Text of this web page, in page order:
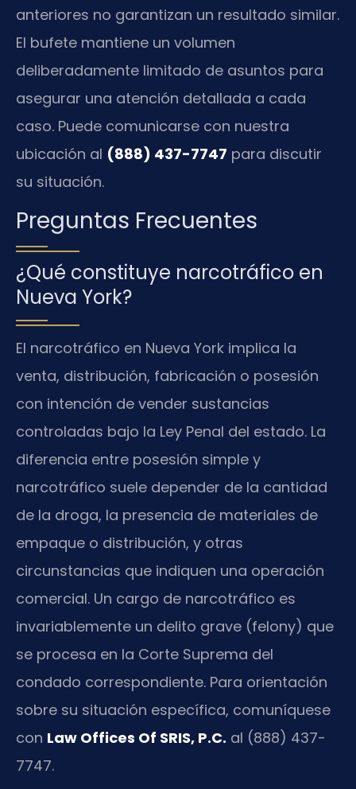
anteriores no garantizan un resultado similar.
El bufete mantiene un volumen
deliberadamente limitado de asuntos para
asegurar una atención detallada a cada
caso. Puede comunicarse con nuestra
ubicación al (888) 437-7747 para discutir
su situación.
Preguntas Frecuentes
¿Qué constituye narcotráfico en
Nueva York?
El narcotráfico en Nueva York implica la
venta, distribución, fabricación o posesión
con intención de vender sustancias
controladas bajo la Ley Penal del estado. La
diferencia entre posesión simple y
narcotráfico suele depender de la cantidad
de la droga, la presencia de materiales de
empaque o distribución, y otras
circunstancias que indiquen una operación
comercial. Un cargo de narcotráfico es
invariablemente un delito grave (felony) que
se procesa en la Corte Suprema del
condado correspondiente. Para orientación
sobre su situación específica, comuníquese
con Law Offices Of SRIS, P.C. al (888) 437-
7747.